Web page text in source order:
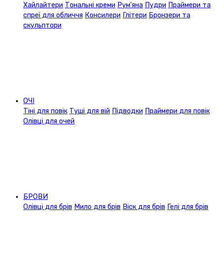
Хайлайтери Тональні креми Рум'яна Пудри Праймери та
спреї для обличчя Консилери Глітери Бронзери та
скульптори
ОЧІ
Тіні для повік Туші для вій Підводки Праймери для повік
Олівці для очей
БРОВИ
Олівці для брів Мило для брів Віск для брів Гелі для брів